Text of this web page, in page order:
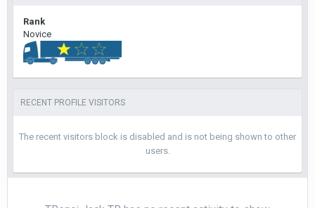
Rank
Novice
RECENT PROFILE VISITORS
The recent visitors block is disabled and is not being shown to other
users.